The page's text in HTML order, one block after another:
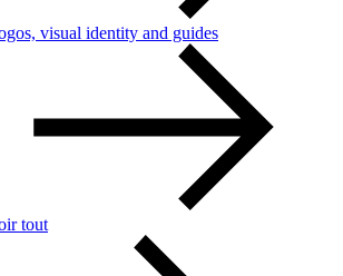
visual identity and guides
tout